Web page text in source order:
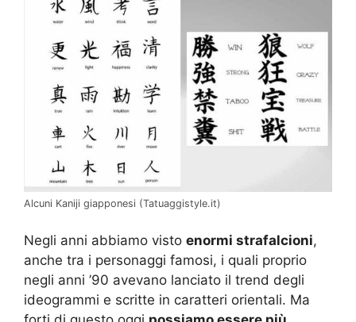
Alcuni Kaniji giapponesi (Tatuaggistyle.it)
Negli anni abbiamo visto enormi strafalcioni,
anche tra i personaggi famosi, i quali proprio
negli anni ’90 avevano lanciato il trend degli
ideogrammi e scritte in caratteri orientali. Ma